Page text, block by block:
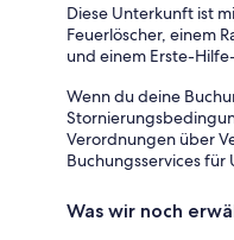
Diese Unterkunft ist
Feuerlöscher, einem
und einem Erste-
Wenn du deine
Verordnungen über
Buchungsservices
Was wir noch